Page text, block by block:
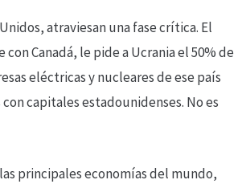
atraviesan una fase crítica. El
Canadá, le pide a Ucrania el 50% de
eléctricas y nucleares de ese país
capitales estadounidenses. No es
principales economías del mundo,